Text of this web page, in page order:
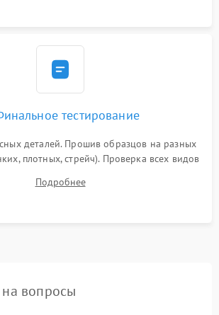
тестирование
деталей. Прошив образцов на разных
плотных, стрейч). Проверка всех видов
реверса, выметывания петли и намотчика
плавности хода и отсутствия
Подробнее
на вопросы